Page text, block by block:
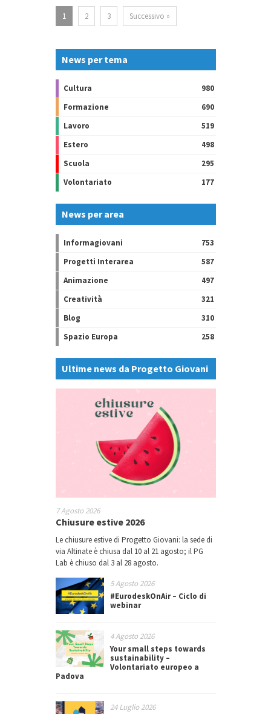
1 2 3 Successivo »
News per tema
Cultura
980
Formazione
690
Lavoro
519
Estero
498
Scuola
295
Volontariato
177
News per area
Informagiovani
753
Progetti Interarea
587
Animazione
497
Creatività
321
Blog
310
Spazio Europa
258
Ultime news da Progetto Giovani
7 Agosto 2026
Chiusure estive 2026
Le chiusure estive di Progetto Giovani: la sede di
via Altinate è chiusa dal 10 al 21 agosto; il PG
Lab è chiuso dal 3 al 28 agosto.
5 Agosto 2026
#EurodeskOnAir – Ciclo di
webinar
4 Agosto 2026
Your small steps towards
sustainability –
Volontariato europeo a
Padova
24 Luglio 2026